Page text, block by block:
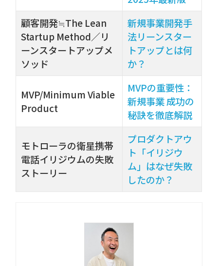
顧客開発≒The Lean
Startup Method／リ
ーンスタートアップメ
ソッド
新規事業開発手
法リーンスター
トアップとは何
か？
MVP/Minimum Viable
Product
MVPの重要性：
新規事業 成功の
秘訣を徹底解説
モトローラの衛星携帯
電話イリジウムの失敗
ストーリー
プロダクトアウ
ト「イリジウ
ム」はなぜ失敗
したのか？